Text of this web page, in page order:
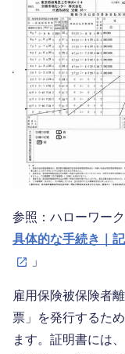
参照：ハローワー
具体的な手続き｜
」
雇用保険被保険者
票」を発行するた
ます。証明書には